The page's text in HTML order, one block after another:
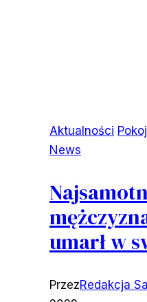
Aktualności
News
umarł w
PrzezRedakcja